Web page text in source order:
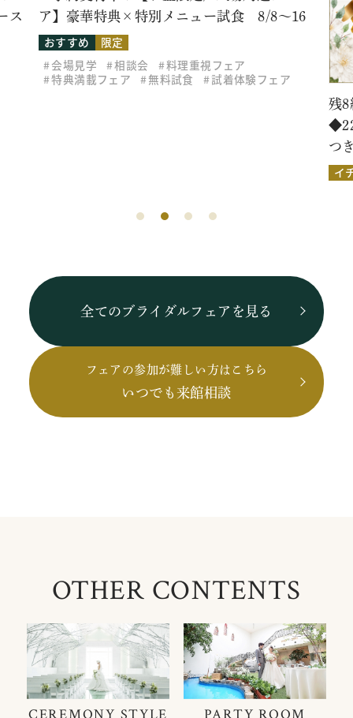
ス
ア】豪華特典×特別メニュー試食 8/8～16
おすすめ
限定
会場見学
相談会
料理重視フェア
特典満載フェア
無料試食 試着体験フェア
残8
つ
イ
全てのブライダルフェアを見る
フェアの参加が難しい方はこちら
いつでも来館相談
OTHER CONTENTS
CEREMONY STYLE PARTY ROOM